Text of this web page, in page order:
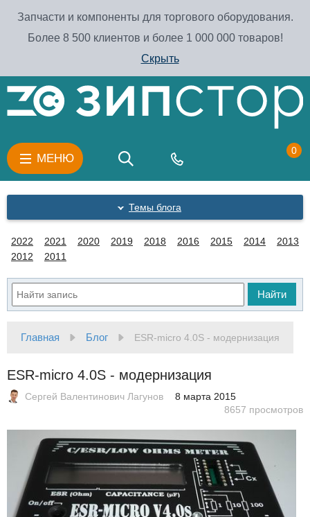
Запчасти и компоненты для торгового оборудования.
Более 8 500 клиентов и более 1 000 000 товаров!
Скрыть
МЕНЮ
0
Темы блога
2022 2021 2020 2019 2018 2016 2015 2014
2013
2012
2011
Найти
Главная Блог ESR-micro 4.0S - модернизация
ESR-micro 4.0S - модернизация
Сергей Валентинович Лагунов
8 марта 2015
8657 просмотров